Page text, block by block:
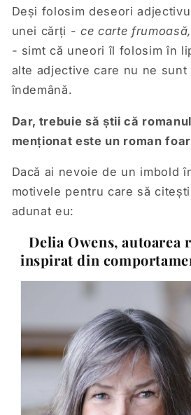
Deși folosim deseori
unei cărți - ce carte
- simt că uneori îl folosim în
alte adjective care nu ne sunt
îndemână.
Dar, trebuie să știi că
menționat este un roman
Dacă ai nevoie de un imbold
motivele pentru care să
adunat eu:
Delia Owens, autoarea
inspirat din